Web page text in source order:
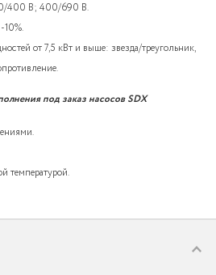
400 В; 400/690 В.
10%.
от 7,5 кВт и выше: звезда/треугольник,
под заказ насосов SDX
температурой.